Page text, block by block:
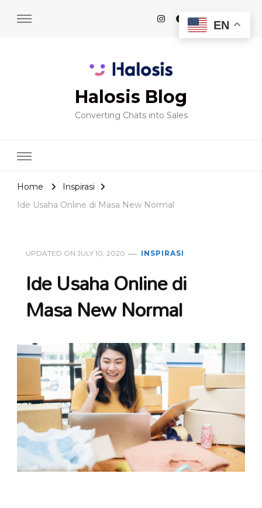
Halosis Blog
Converting Chats into Sales
Home
Inspirasi
Ide Usaha Online di Masa New Normal
UPDATED ON JULY 10, 2020 INSPIRASI
Ide Usaha Online di
Masa New Normal
EN